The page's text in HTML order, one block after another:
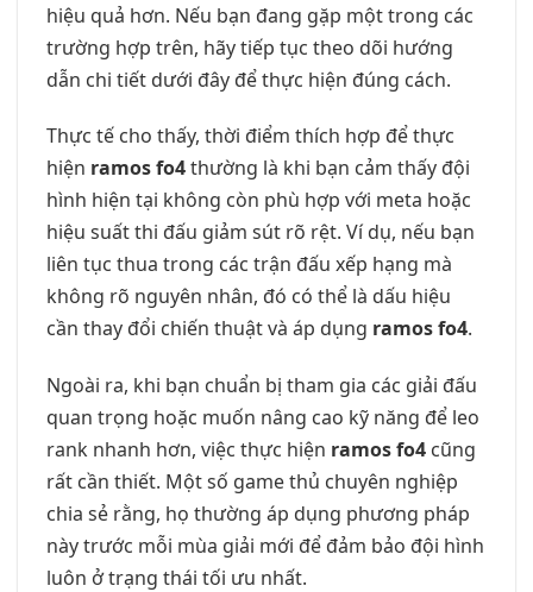
hiệu quả hơn. Nếu bạn đang gặp một trong các
trường hợp trên, hãy tiếp tục theo dõi hướng
dẫn chi tiết dưới đây để thực hiện đúng cách.
Thực tế cho thấy, thời điểm thích hợp để thực
hiện ramos fo4thường là khi bạn cảm thấy đội
hình hiện tại không còn phù hợp với meta hoặc
hiệu suất thi đấu giảm sút rõ rệt. Ví dụ, nếu bạn
liên tục thua trong các trận đấu xếp hạng mà
không rõ nguyên nhân, đó có thể là dấu hiệu
cần thay đổi chiến thuật và áp dụng ramos fo4.
Ngoài ra, khi bạn chuẩn bị tham gia các giải đấu
quan trọng hoặc muốn nâng cao kỹ năng để leo
rank nhanh hơn, việc thực hiện ramos fo4 cũng
rất cần thiết. Một số game thủ chuyên nghiệp
chia sẻ rằng, họ thường áp dụng phương pháp
này trước mỗi mùa giải mới để đảm bảo đội hình
luôn ở trạng thái tối ưu nhất.